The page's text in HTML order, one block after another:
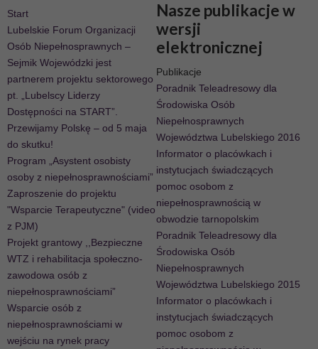
Start
Lubelskie Forum Organizacji
Osób Niepełnosprawnych –
Sejmik Wojewódzki jest
partnerem projektu sektorowego
pt. „Lubelscy Liderzy
Dostępności na START”.
Przewijamy Polskę – od 5 maja
do skutku!
Program „Asystent osobisty
osoby z niepełnosprawnościami”
Zaproszenie do projektu
"Wsparcie Terapeutyczne" (video
z PJM)
Projekt grantowy ,,Bezpieczne
WTZ i rehabilitacja społeczno-
zawodowa osób z
niepełnosprawnościami”
Wsparcie osób z
niepełnosprawnościami w
wejściu na rynek pracy
Nasze publikacje w
wersji
elektronicznej
Publikacje
Poradnik Teleadresowy dla
Środowiska Osób
Niepełnosprawnych
Województwa Lubelskiego 2016
Informator o placówkach i
instytucjach świadczących
pomoc osobom z
niepełnosprawnością w
obwodzie tarnopolskim
Poradnik Teleadresowy dla
Środowiska Osób
Niepełnosprawnych
Województwa Lubelskiego 2015
Informator o placówkach i
instytucjach świadczących
pomoc osobom z